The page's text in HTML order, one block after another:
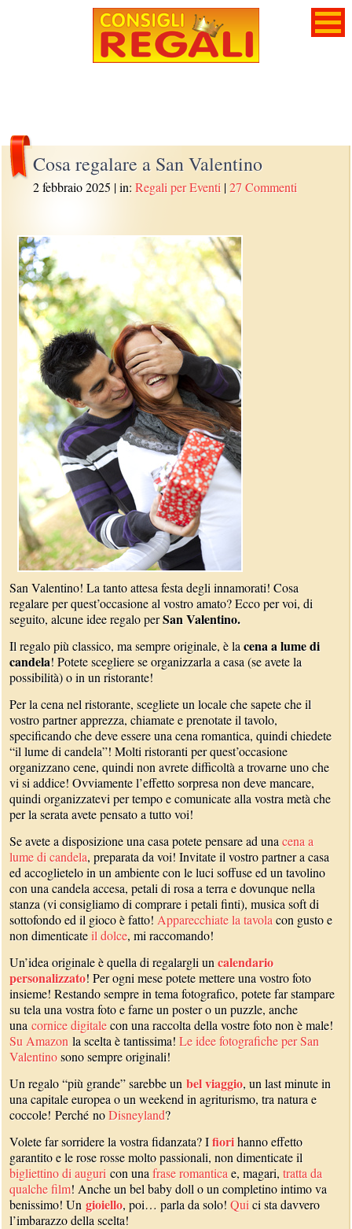
Cosa regalare a San Valentino
2 febbraio 2025 | in:Regali per Eventi |27 Commenti
San Valentino! La tanto attesa festa degli innamorati! Cosa
regalare per quest’occasione al vostro amato? Ecco per voi, di
seguito, alcune idee regalo perSan Valentino.
Il regalo più classico, ma sempre originale, è lacena a lume di
candela! Potete scegliere se organizzarla a casa (se avete la
possibilità) o in un ristorante!
Per la cena nel ristorante, scegliete un locale che sapete che il
vostro partner apprezza, chiamate e prenotate il tavolo,
specificando che deve essere una cena romantica, quindi chiedete
“il lume di candela”! Molti ristoranti per quest’occasione
organizzano cene, quindi non avrete difficoltà a trovarne uno che
vi si addice! Ovviamente l’effetto sorpresa non deve mancare,
quindi organizzatevi per tempo e comunicate alla vostra metà che
per la serata avete pensato a tutto voi!
Se avete a disposizione una casa potete pensare ad unacena a
lume di candela, preparata da voi! Invitate il vostro partner a casa
ed accoglietelo in un ambiente con le luci soffuse ed un tavolino
con una candela accesa, petali di rosa a terra e dovunque nella
stanza (vi consigliamo di comprare i petali finti), musica soft di
sottofondo ed il gioco è fatto! Apparecchiate la tavolacon gusto e
non dimenticateil dolce, mi raccomando!
Un’idea originale è quella di regalargli uncalendario
personalizzato! Per ogni mese potete mettere una vostro foto
insieme! Restando sempre in tema fotografico, potete far stampare
su tela una vostra foto e farne un poster o un puzzle, anche
unacornice digitalecon una raccolta della vostre foto non è male!
Su Amazon la scelta è tantissima!Le idee fotografiche per San
Valentinosono sempre originali!
Un regalo “più grande” sarebbe unbel viaggio, un last minute in
una capitale europea o un weekend in agriturismo, tra natura e
coccole! Perché noDisneyland?
Volete far sorridere la vostra fidanzata? Ifiori hanno effetto
garantito e le rose rosse molto passionali, non dimenticate il
bigliettino di auguri con unafrase romanticae, magari,tratta da
qualche film! Anche un bel baby doll o un completino intimo va
benissimo! Ungioiello, poi… parla da solo!Quici sta davvero
l’imbarazzo della scelta!